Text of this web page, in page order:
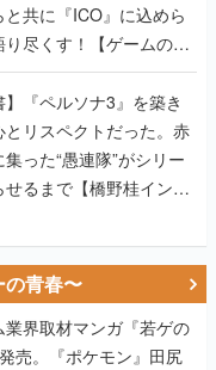
共に『ICO』に込めら
尽くす！【ゲームの企
】『ペルソナ3』を築き
とリスペクトだった。赤
った“愚連隊”がシリー
るまで【橋野桂インタ
青春〜
界取材マンガ『若ゲの
売。『ポケモン』田尻